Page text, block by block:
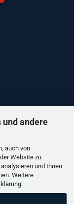
und andere
auch von
Website zu
und Ihnen
Weitere
.